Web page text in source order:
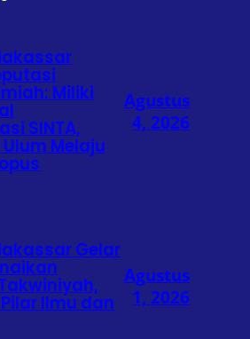
Miliki
SINTA,
Melaju
Agustus
4, 2026
Gelar
Ilmu dan
Agustus
1, 2026